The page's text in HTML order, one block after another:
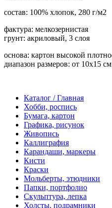
состав: 100% хлопок, 280 г/м2
фактура: мелкозернистая
грунт: акриловый, 3 слоя
основа: картон высокой
диапазон размеров: от 10х15
Каталог / Главная
Хобби, роспись
Бумага, картон
Графика, рисунок
Живопись
Каллиграфия
Карандаши, маркеры
Кисти
Краски
Мольберты, этюдники
Папки, портфолио
Скульптура, лепка
Холсты, подрамники